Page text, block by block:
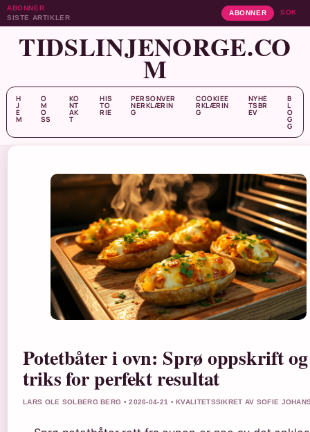
ABONNER
SISTE ARTIKLER
ABONNER SOK
TIDSLINJENORGE.CO
M
H
J
E
M
O
M
O
SS
KO
NT
AK
T
HIS
TO
RIE
PERSONVER
NERKLÆRIN
G
COOKIEE
RKLÆRIN
G
NYHE
TSBR
EV
B
L
O
G
G
Potetbåter i ovn: Sprø oppskrift og
triks for perfekt resultat
LARS OLE SOLBERG BERG • 2026-04-21 • KVALITETSSIKRET AV SOFIE